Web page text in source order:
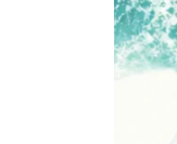
Cognome